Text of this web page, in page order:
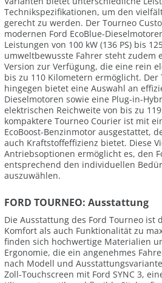
Technikspezifikationen, um den
gerecht zu werden. Der Tourneo
modernen Ford EcoBlue-
Leistungen von 100 kW (136 PS) bis
umweltbewusste Fahrer steht zudem
Version zur Verfügung, die eine rein
bis zu 110 Kilometern ermöglicht. Der
hingegen bietet eine Auswahl an
Dieselmotoren sowie eine Plug-in-
elektrischen Reichweite von bis zu
kompaktere Tourneo Courier ist mit
EcoBoost-Benzinmotor ausgestattet,
auch Kraftstoffeffizienz bietet. Diese
Antriebsoptionen ermöglicht es, den
entsprechend den individuellen
auszuwählen.
FORD TOURNEO: Ausstattung
Die Ausstattung des Ford Tourneo ist
Komfort als auch Funktionalität zu
finden sich hochwertige Materialien
Ergonomie, die ein angenehmes
nach Modell und
Zoll-Touchscreen mit Ford SYNC 3,